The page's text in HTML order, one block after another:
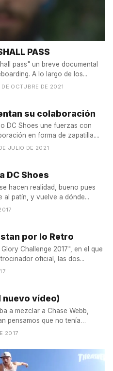
PASS
pass" un breve documental
A lo largo de los...
OCTUBRE DE 2021
su colaboración
DC Shoes une fuerzas con
en forma de zapatilla....
JULIO DE 2021
DC Shoes
hacen realidad, bueno pues
al patín, y vuelve a dónde...
por lo Retro
Challenge 2017", en el que
oficial, las dos...
nuevo vídeo)
a mezclar a Chase Webb,
pensamos que no tenía
2017